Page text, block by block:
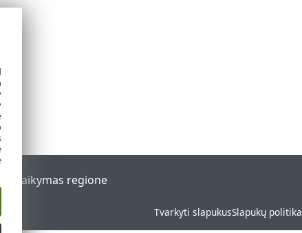
Palaikymas regione
Tvarkyti slapukusSlapukų politika